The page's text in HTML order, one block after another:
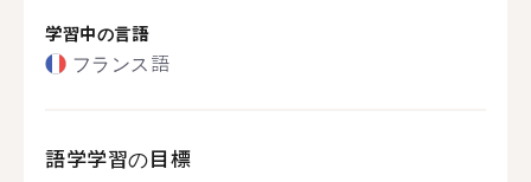
学習中の言語
フランス語
語学学習の目標